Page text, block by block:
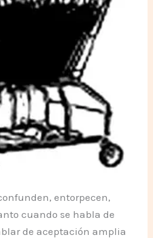
entorpecen,
cuando se habla de
de aceptación amplia